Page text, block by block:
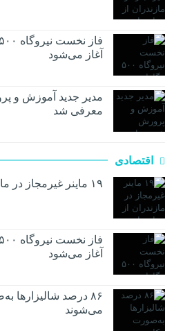
آغاز می‌شود
مدیر جدید آموزش و
معرفی شد
اقتصادی
۱۹ ماینر غیرمجاز در مازندران از مدار خارج شد
آغاز می‌شود
۸۶ درصد شالیزارها
می‌شوند